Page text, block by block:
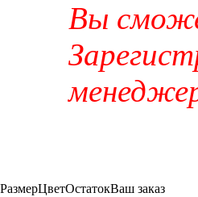
Вы
РазмерЦветОстатокВаш заказ